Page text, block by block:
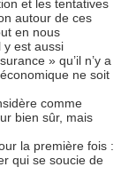
et les tentatives
autour de ces
en nous
y est aussi
» qu’il n’y a
ne soit
comme
bien sûr, mais
la première fois :
qui se soucie de